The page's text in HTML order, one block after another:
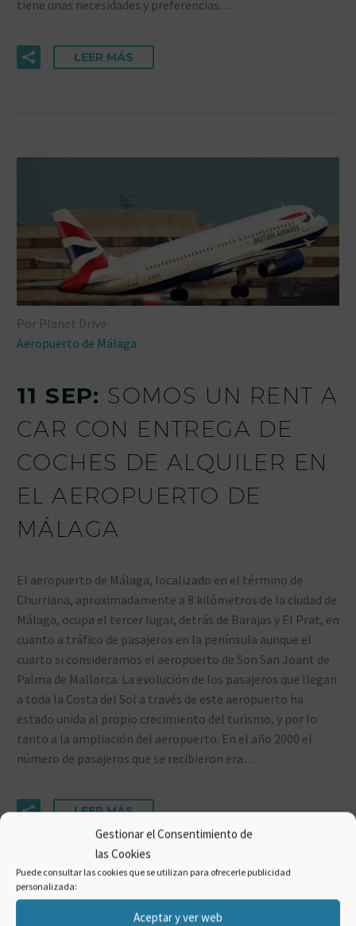
Gestionar el Consentimiento de
las Cookies
Puede consultar las cookies que se utilizan para ofrecerle publicidad
personalizada:
Aceptar y ver web
tiene unas necesidades y preferencias…
LEER MÁS
Por Planet Drive
Aeropuerto de Málaga
11 SEP: SOMOS UN RENT A
CAR CON ENTREGA DE
COCHES DE ALQUILER EN
EL AEROPUERTO DE
MÁLAGA
El aeropuerto de Málaga, localizado en el término de
Churriana, aproximadamente a 8 kilómetros de la ciudad de
Málaga, ocupa el tercer lugar, detrás de Barajas y El Prat, en
cuanto a tráfico de pasajeros en la península aunque el
cuarto si consideramos el aeropuerto de Son San Joant de
Palma de Mallorca. La evolución de los pasajeros que llegan
a toda la Costa del Sol a través de este aeropuerto ha
estado unida al propio crecimiento del turismo, y por lo
tanto a la ampliación del aeropuerto. En el año 2000 el
número de pasajeros que se recibieron era…
LEER MÁS